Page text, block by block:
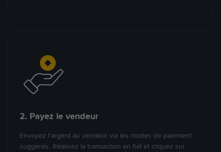
2. Payez le vendeur
Envoyez l’argent au vendeur via les modes de paiement
suggérés. Réalisez la transaction en fiat et cliquez sur